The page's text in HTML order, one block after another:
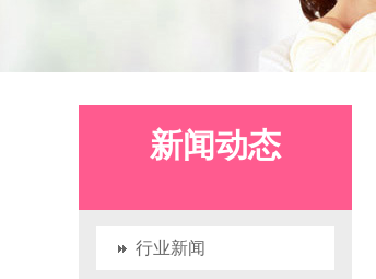
新闻动态
行业新闻